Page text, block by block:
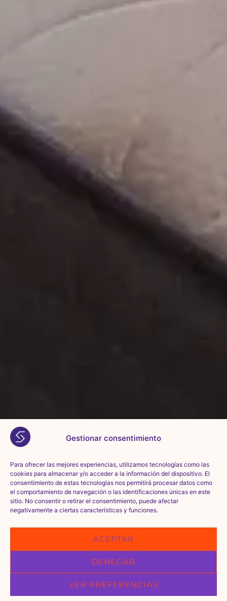
Gestionar consentimiento
Para ofrecer las mejores experiencias, utilizamos tecnologías como las
cookies para almacenar y/o acceder a la información del dispositivo. El
consentimiento de estas tecnologías nos permitirá procesar datos como
el comportamiento de navegación o las identificaciones únicas en este
sitio. No consentir o retirar el consentimiento, puede afectar
negativamente a ciertas características y funciones.
ACEPTAR
DENEGAR
VER PREFERENCIAS